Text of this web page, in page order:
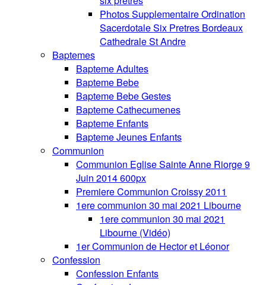
Photos Supplementaire Ordination
Sacerdotale Six Pretres Bordeaux
Cathedrale St Andre
Baptemes
Bapteme Adultes
Bapteme Bebe
Bapteme Bebe Gestes
Bapteme Cathecumenes
Bapteme Enfants
Bapteme Jeunes Enfants
Communion
Communion Eglise Sainte Anne Riorge 9
Juin 2014 600px
Premiere Communion Croissy 2011
1ere communion 30 mai 2021 Libourne
1ere communion 30 mai 2021
Libourne (Vidéo)
1er Communion de Hector et Léonor
Confession
Confession Enfants